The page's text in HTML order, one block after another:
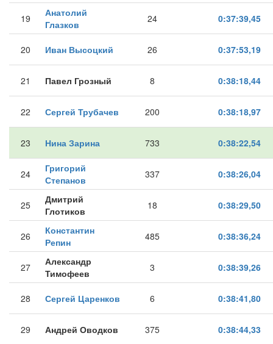
19
Анатолий
Глазков
24 0:37:39,45
20 Иван Высоцкий 26 0:37:53,19
21 Павел Грозный 8 0:38:18,44
22 Сергей Трубачев 200 0:38:18,97
23 Нина Зарина 733 0:38:22,54
24
Григорий
Степанов
337 0:38:26,04
25
Дмитрий
Глотиков
18 0:38:29,50
26
Константин
Репин
485 0:38:36,24
27
Александр
Тимофеев
3 0:38:39,26
28 Сергей Царенков 6 0:38:41,80
29 Андрей Оводков 375 0:38:44,33